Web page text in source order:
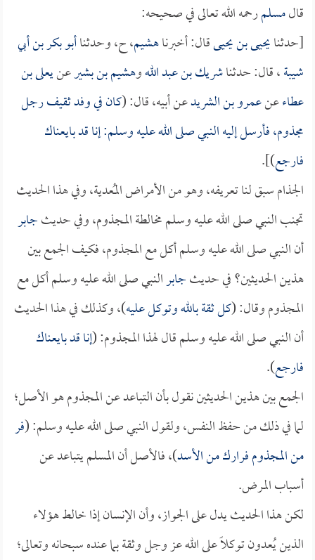
قالمسلمرحمه الله تعالى في صحيحه:
[حدثنايحيى بن يحيىقال: أخبرناهشيم، ح، وحدثناأبو بكر بن أبي
شيبة، قال: حدثناشريك بن عبد اللهوهشيم بن بشيرعنيعلى بن
عطاءعنعمرو بن الشريدعن أبيه، قال: (كان في وفد ثقيف رجل
مجذوم، فأرسل إليه النبي صلى الله عليه وسلم: إنا قد بايعناك
فارجع)].
الجذام سبق لنا تعريفه، وهو من الأمراض المُعدية، وفي هذا الحديث
تجنب النبي صلى الله عليه وسلم مخالطة المجذوم، وفي حديثجابر
أن النبي صلى الله عليه وسلم أكل مع المجذوم، فكيف الجمع بين
هذين الحديثين؟ في حديثجابرالنبي صلى الله عليه وسلم أكل مع
المجذوم وقال: (كل ثقة بالله وتوكل عليه)، وكذلك في هذا الحديث
أن النبي صلى الله عليه وسلم قال لهذا المجذوم: (إنا قد بايعناك
فارجع).
الجمع بين هذين الحديثين نقول بأن التباعد عن المجذوم هو الأصل؛
لما في ذلك من حفظ النفس، ولقول النبي صلى الله عليه وسلم: (فر
من المجذوم فرارك من الأسد)، فالأصل أن المسلم يتباعد عن
أسباب المرض.
لكن هذا الحديث يدل على الجواز، وأن الإنسان إذا خالط هؤلاء
الذين يُعدون توكلاً على الله عز وجل وثقة بما عنده سبحانه وتعالى؛